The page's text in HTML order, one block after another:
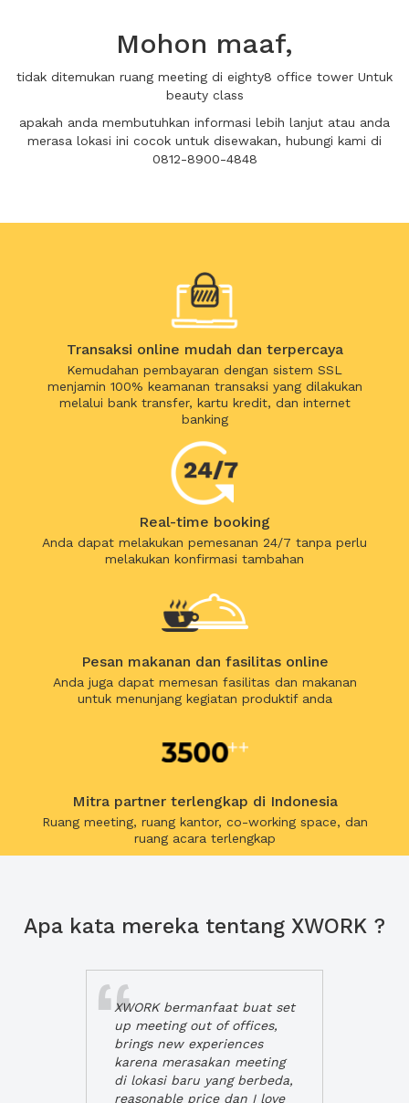
Mohon maaf,
tidak ditemukan ruang meeting di eighty8 office tower Untuk
beauty class
apakah anda membutuhkan informasi lebih lanjut atau anda
merasa lokasi ini cocok untuk disewakan, hubungi kami di
0812-8900-4848
Transaksi online mudah dan terpercaya
Kemudahan pembayaran dengan sistem SSL
menjamin 100% keamanan transaksi yang dilakukan
melalui bank transfer, kartu kredit, dan internet
banking
Real-time booking
Anda dapat melakukan pemesanan 24/7 tanpa perlu
melakukan konfirmasi tambahan
Pesan makanan dan fasilitas online
Anda juga dapat memesan fasilitas dan makanan
untuk menunjang kegiatan produktif anda
Mitra partner terlengkap di Indonesia
Ruang meeting, ruang kantor, co-working space, dan
ruang acara terlengkap
Apa kata mereka tentang XWORK ?
XWORK bermanfaat buat set
up meeting out of offices,
brings new experiences
karena merasakan meeting
di lokasi baru yang berbeda,
reasonable price dan I love